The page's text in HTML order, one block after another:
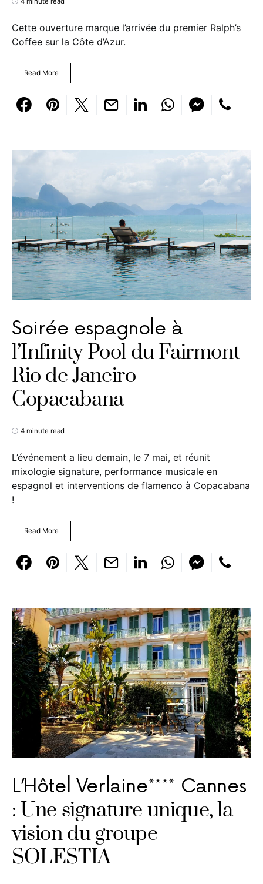
Cette ouverture marque l’arrivée du premier Ralph’s
Coffee sur la Côte d’Azur.
Read More
Soirée espagnole à
l’Infinity Pool du Fairmont
Rio de Janeiro
Copacabana
4 minute read
L’événement a lieu demain, le 7 mai, et réunit
mixologie signature, performance musicale en
espagnol et interventions de flamenco à Copacabana
!
Read More
L’Hôtel Verlaine**** Cannes
: Une signature unique, la
vision du groupe
SOLESTIA